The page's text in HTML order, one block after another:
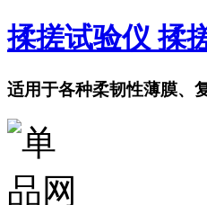
揉搓试验仪 揉
适用于各种柔韧性薄膜、